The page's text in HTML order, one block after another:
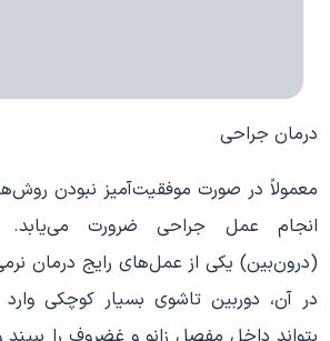
درمان جراحی
معمولاً در صورت موفقیت‌آمیز نبودن
انجام عمل جراحی ضرورت می‌یابد.
(درون‌بین) یکی از عمل‌های رایج درمان
در آن، دوربین تاشوی بسیار کوچکی